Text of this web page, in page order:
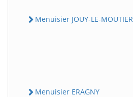
Menuisier JOUY-LE-MOUTIER
Menuisier ERAGNY